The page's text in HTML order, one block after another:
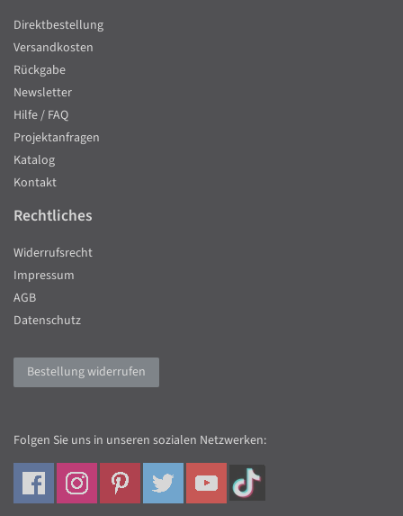
Direktbestellung
Versandkosten
Rückgabe
Newsletter
Hilfe / FAQ
Projektanfragen
Katalog
Kontakt
Rechtliches
Widerrufsrecht
Impressum
AGB
Datenschutz
Bestellung widerrufen
Folgen Sie uns in unseren sozialen Netzwerken: